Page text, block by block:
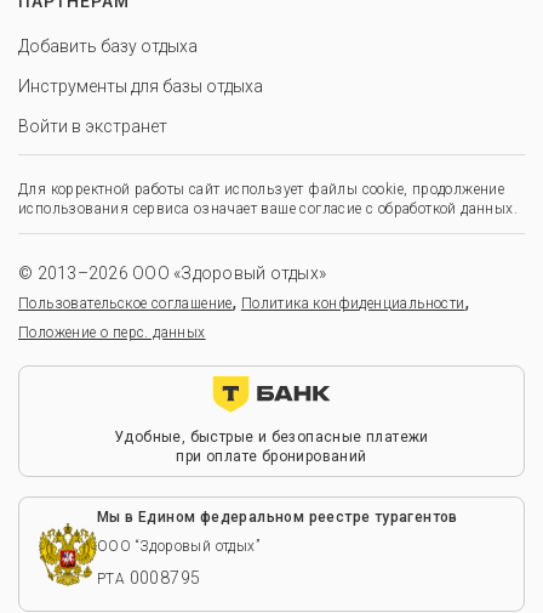
Добавить базу отдыха
Инструменты для базы отдыха
Войти в экстранет
Для корректной работы сайт использует файлы cookie, продолжение
использования сервиса означает ваше согласие с обработкой данных.
© 2013–2026 ООО «Здоровый отдых»
Пользовательское соглашение, Политика конфиденциальности,
Положение о перс. данных
Удобные, быстрые и безопасные платежи
при оплате бронирований
Мы в Едином федеральном реестре турагентов
ООО “Здоровый отдых”
РТА 0008795